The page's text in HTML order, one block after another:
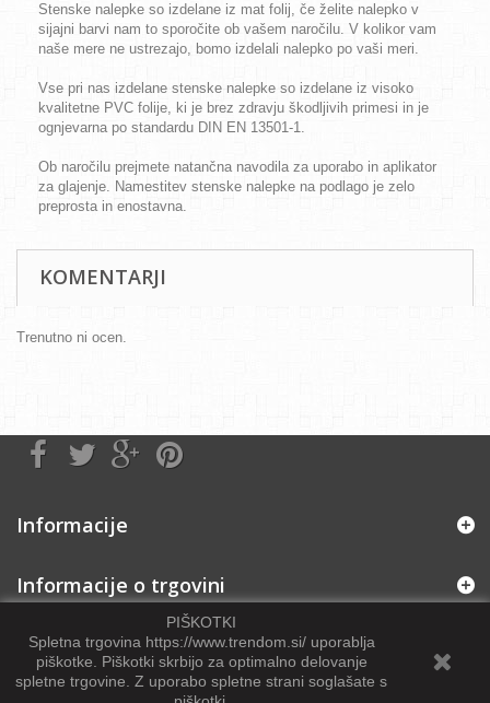
Stenske nalepke so izdelane iz mat folij, če želite nalepko v
sijajni barvi nam to sporočite ob vašem naročilu. V kolikor vam
naše mere ne ustrezajo, bomo izdelali nalepko po vaši meri.
Vse pri nas izdelane stenske nalepke so izdelane iz visoko
kvalitetne PVC folije, ki je brez zdravju škodljivih primesi in je
ognjevarna po standardu DIN EN 13501-1.
Ob naročilu prejmete natančna navodila za uporabo in aplikator
za glajenje. Namestitev stenske nalepke na podlago je zelo
preprosta in enostavna.
KOMENTARJI
Trenutno ni ocen.
Informacije
Informacije o trgovini
PIŠKOTKI
Spletna trgovina https://www.trendom.si/ uporablja
piškotke. Piškotki skrbijo za optimalno delovanje
spletne trgovine Z uporabo spletne strani soglašate s